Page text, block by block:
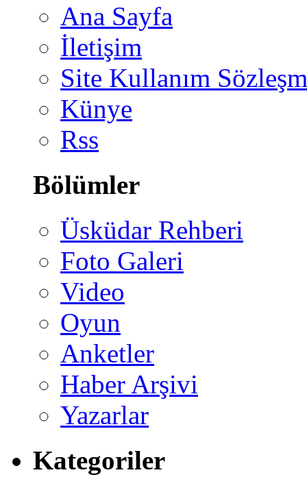
Ana Sayfa
İletişim
Site Kullanım
Künye
Rss
Bölümler
Üsküdar Rehberi
Foto Galeri
Video
Oyun
Anketler
Haber Arşivi
Yazarlar
Kategoriler